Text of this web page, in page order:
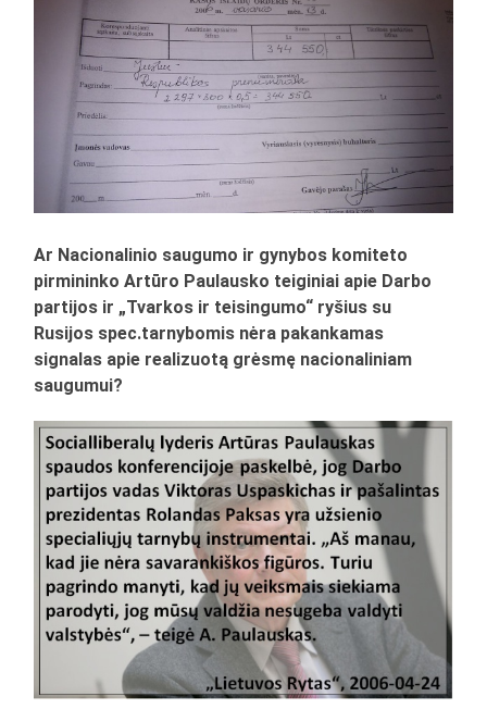
Ar Nacionalinio saugumo ir gynybos komiteto
pirmininko Artūro Paulausko teiginiai apie Darbo
partijos ir „Tvarkos ir teisingumo“ ryšius su
Rusijos spec.tarnybomis nėra pakankamas
signalas apie realizuotą grėsmę nacionaliniam
saugumui?